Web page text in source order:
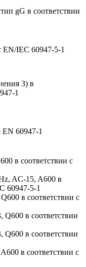
gG в соответствии
EN/IEC 60947-5-1
3) в
1
EN 60947-1
в соответствии с
AC-15, A600 в
60947-5-1
в соответствии с
в соответствии
в соответствии
в соответствии с